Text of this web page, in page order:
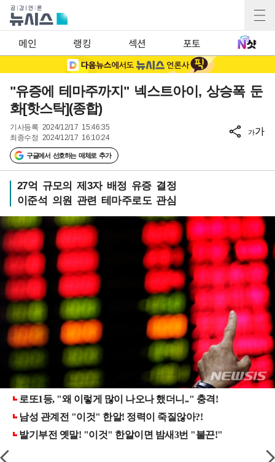
메인 랭킹 섹션 포토
"유증에 테마주까지" 넥스트아이, 상승폭 둔
화[핫스탁](종합)
기사등록 2024/12/17 15:46:35
최종수정 2024/12/17 16:10:24
구글에서 선호하는 매체로 추가
가가
27억 규모의 제3자 배정 유증 결정
이준석 의원 관련 테마주로도 관심